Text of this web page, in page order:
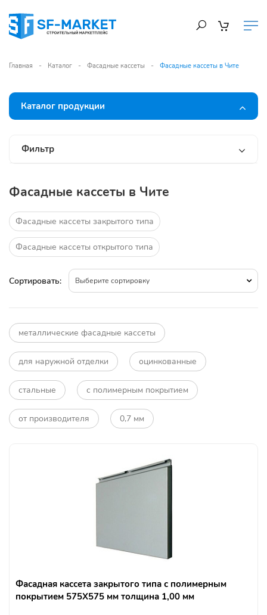
Главная Каталог Фасадные кассеты Фасадные кассеты в Чите
Каталог продукции
Фильтр
Фасадные кассеты в Чите
Фасадные кассеты закрытого типа
Фасадные кассеты открытого типа
Сортировать: Выберите сортировку
металлические фасадные кассеты
для наружной отделки оцинкованные
стальные с полимерным покрытием
от производителя 0,7 мм
Фасадная кассета закрытого типа с полимерным
покрытием 575Х575 мм толщина 1,00 мм